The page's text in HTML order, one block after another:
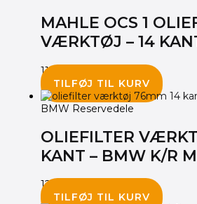
MAHLE OCS 1
VÆRKTØJ – 14
115.00
TILFØJ TIL KURV
BMW Reservedele
OLIEFILTER
KANT – BMW K/R
125.00
TILFØJ TIL KURV